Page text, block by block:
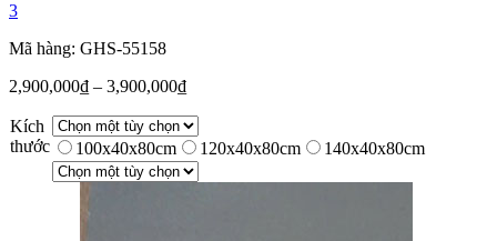
3
Mã hàng: GHS-55158
2,900,000₫ – 3,900,000₫
Kích
thước
100x40x80cm 120x40x80cm 140x40x80cm